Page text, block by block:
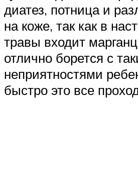
диатез, потница и
на коже, так как в
травы входит
отлично борется с
неприятностями
быстро это все